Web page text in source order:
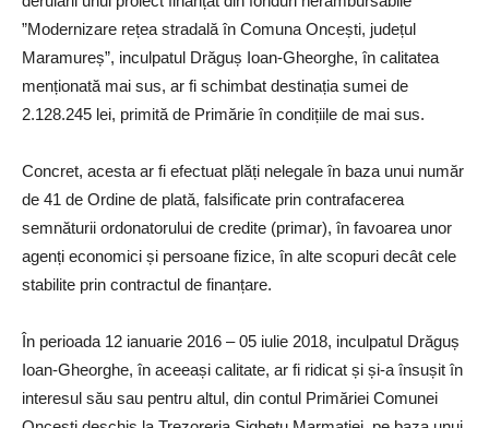
”Modernizare rețea stradală în Comuna Oncești, județul
Maramureș”, inculpatul Drăguș Ioan-Gheorghe, în calitatea
menționată mai sus, ar fi schimbat destinația sumei de
2.128.245 lei, primită de Primărie în condițiile de mai sus.
Concret, acesta ar fi efectuat plăți nelegale în baza unui număr
de 41 de Ordine de plată, falsificate prin contrafacerea
semnăturii ordonatorului de credite (primar), în favoarea unor
agenți economici și persoane fizice, în alte scopuri decât cele
stabilite prin contractul de finanțare.
În perioada 12 ianuarie 2016 – 05 iulie 2018, inculpatul Drăguș
Ioan-Gheorghe, în aceeași calitate, ar fi ridicat și și-a însușit în
interesul său sau pentru altul, din contul Primăriei Comunei